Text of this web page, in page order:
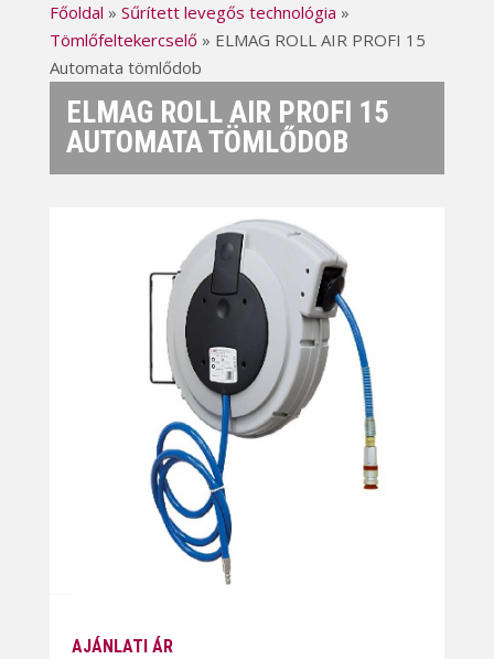
Főoldal » Sűrített levegős technológia »
Tömlőfeltekercselő» ELMAG ROLL AIR PROFI 15
Automata tömlődob
ELMAG ROLL AIR PROFI 15
AUTOMATA TÖMLŐDOB
AJÁNLATI ÁR